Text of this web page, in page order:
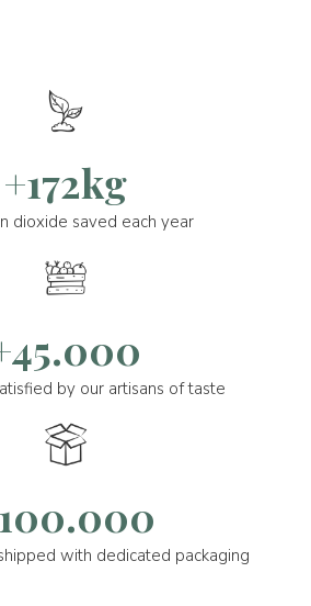
+172kg
dioxide saved each year
by our artisans of taste
with dedicated packaging